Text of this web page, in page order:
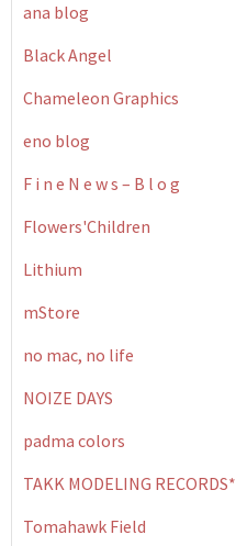
ana blog
Black Angel
Chameleon Graphics
eno blog
F i n e N e w s – B l o g
Flowers'Children
Lithium
mStore
no mac, no life
NOIZE DAYS
padma colors
TAKK MODELING RECORDS*
Tomahawk Field